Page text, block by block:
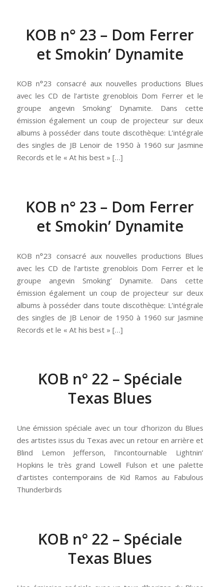
KOB n° 23 – Dom Ferrer
et Smokin’ Dynamite
KOB n°23 consacré aux nouvelles productions Blues
avec les CD de l’artiste grenoblois Dom Ferrer et le
groupe angevin Smoking’ Dynamite. Dans cette
émission également un coup de projecteur sur deux
albums à posséder dans toute discothèque: L’intégrale
des singles de JB Lenoir de 1950 à 1960 sur Jasmine
Records et le « At his best » […]
KOB n° 23 – Dom Ferrer
et Smokin’ Dynamite
KOB n°23 consacré aux nouvelles productions Blues
avec les CD de l’artiste grenoblois Dom Ferrer et le
groupe angevin Smoking’ Dynamite. Dans cette
émission également un coup de projecteur sur deux
albums à posséder dans toute discothèque: L’intégrale
des singles de JB Lenoir de 1950 à 1960 sur Jasmine
Records et le « At his best » […]
KOB n° 22 – Spéciale
Texas Blues
Une émission spéciale avec un tour d’horizon du Blues
des artistes issus du Texas avec un retour en arrière et
Blind Lemon Jefferson, l’incontournable Lightnin’
Hopkins le très grand Lowell Fulson et une palette
d’artistes contemporains de Kid Ramos au Fabulous
Thunderbirds
KOB n° 22 – Spéciale
Texas Blues